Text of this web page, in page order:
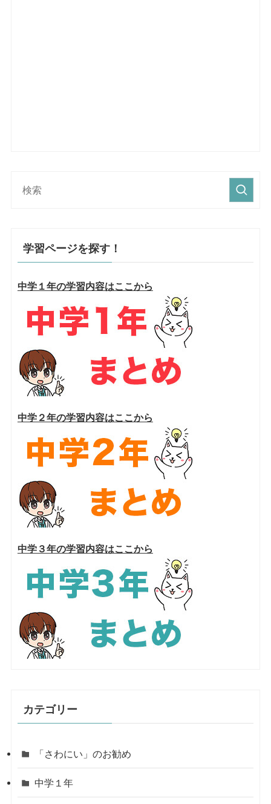
学習ページを探す！
中学１年の学習内容はここから
中学２年の学習内容はここから
中学３年の学習内容はここから
カテゴリー
「さわにい」のお勧め
中学１年